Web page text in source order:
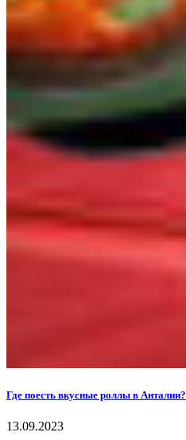
Где поесть вкусные роллы в Анталии?
13.09.2023